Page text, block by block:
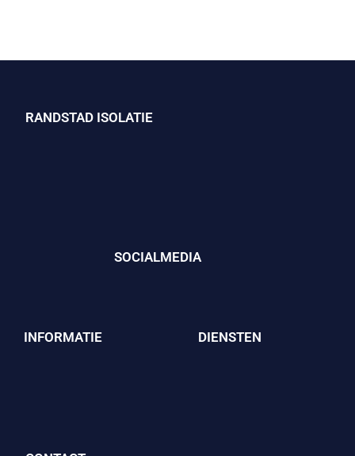
RANDSTAD ISOLATIE
SOCIALMEDIA
INFORMATIE DIENSTEN